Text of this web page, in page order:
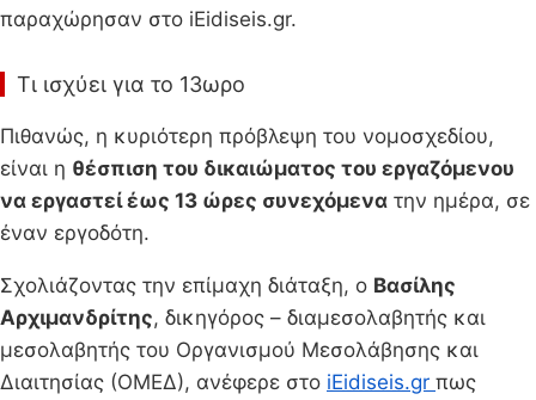
παραχώρησαν στο iEidiseis.gr.
Τι ισχύει για το 13ωρο
Πιθανώς, η κυριότερη πρόβλεψη του νομοσχεδίου,
είναι η θέσπιση του δικαιώματος του εργαζόμενου
να εργαστεί έως 13 ώρες συνεχόμενα την ημέρα, σε
έναν εργοδότη.
Σχολιάζοντας την επίμαχη διάταξη, ο Βασίλης
Αρχιμανδρίτης, δικηγόρος – διαμεσολαβητής και
μεσολαβητής του Οργανισμού Μεσολάβησης και
Διαιτησίας (ΟΜΕΔ), ανέφερε στο iEidiseis.gr πως